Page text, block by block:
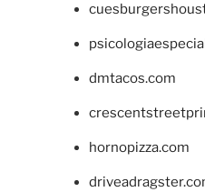
dmtacos.com
hornopizza.com